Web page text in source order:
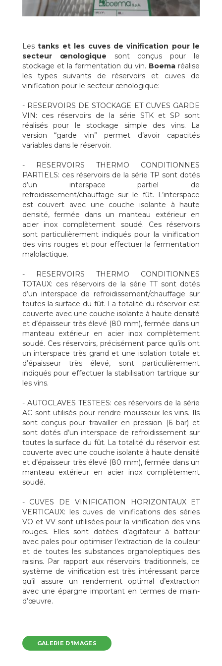
particulièrement indiqués pour effectuer la stabilisation tartrique
utilisés pour rendre mousseux les vins. Ils sont conçus pour
travailler en pression (6 bar) et sont dotés d’un interspace de
refroidissement sur toutes la surface du fût. La totalité du
réservoir est couverte avec une couche isolante à haute densité
et d’épaisseur très élevé (80 mm), fermée dans un manteau
extérieur en acier inox complètement soudé.
cuves de vinifications des séries VO et VV sont utilisées pour la
vinification des vins rouges. Elles sont dotées d’agitateur à
batteur avec pales pour optimiser l’extraction de la couleur et de
toutes les substances organoleptiques des raisins. Par rapport
aux réservoirs traditionnels, ce système de vinification est très
d’extraction avec une épargne important en termes de main-
d’œuvre.
Lestanks et les cuves de vinification pour le
secteur œnologique sont conçus pour le
stockage et la fermentation du vin. Boema réalise
les types suivants de réservoirs et cuves de
vinification pour le secteur œnologique:
- RESERVOIRS DE STOCKAGE ET CUVES GARDE
VIN: ces réservoirs de la série STK et SP sont
réalisés pour le stockage simple des vins. La
version “garde vin” permet d’avoir capacités
variables dans le réservoir.
- RESERVOIRS THERMO CONDITIONNES
PARTIELS: ces réservoirs de la série TP sont dotés
d’un interspace partiel de
refroidissement/chauffage sur le fût. L’interspace
est couvert avec une couche isolante à haute
densité, fermée dans un manteau extérieur en
acier inox complètement soudé. Ces réservoirs
sont particulièrement indiqués pour la vinification
des vins rouges et pour effectuer la fermentation
malolactique.
- RESERVOIRS THERMO CONDITIONNES
TOTAUX: ces réservoirs de la série TT sont dotés
d’un interspace de refroidissement/chauffage sur
toutes la surface du fût. La totalité du réservoir est
couverte avec une couche isolante à haute densité
et d’épaisseur très élevé (80 mm), fermée dans un
manteau extérieur en acier inox complètement
soudé. Ces réservoirs, précisément parce qu’ils ont
un interspace très grand et une isolation totale et
d’épaisseur très élevé, sont particulièrement
indiqués pour effectuer la stabilisation tartrique sur
les vins.
- AUTOCLAVES TESTEES: ces réservoirs de la série
AC sont utilisés pour rendre mousseux les vins. Ils
sont conçus pour travailler en pression (6 bar) et
sont dotés d’un interspace de refroidissement sur
toutes la surface du fût. La totalité du réservoir est
couverte avec une couche isolante à haute densité
et d’épaisseur très élevé (80 mm), fermée dans un
manteau extérieur en acier inox complètement
soudé.
- CUVES DE VINIFICATION HORIZONTAUX ET
VERTICAUX: les cuves de vinifications des séries
VO et VV sont utilisées pour la vinification des vins
rouges. Elles sont dotées d’agitateur à batteur
avec pales pour optimiser l’extraction de la couleur
et de toutes les substances organoleptiques des
raisins. Par rapport aux réservoirs traditionnels, ce
système de vinification est très intéressant parce
qu’il assure un rendement optimal d’extraction
avec une épargne important en termes de main-
d’œuvre.
GALERIE D'IMAGES